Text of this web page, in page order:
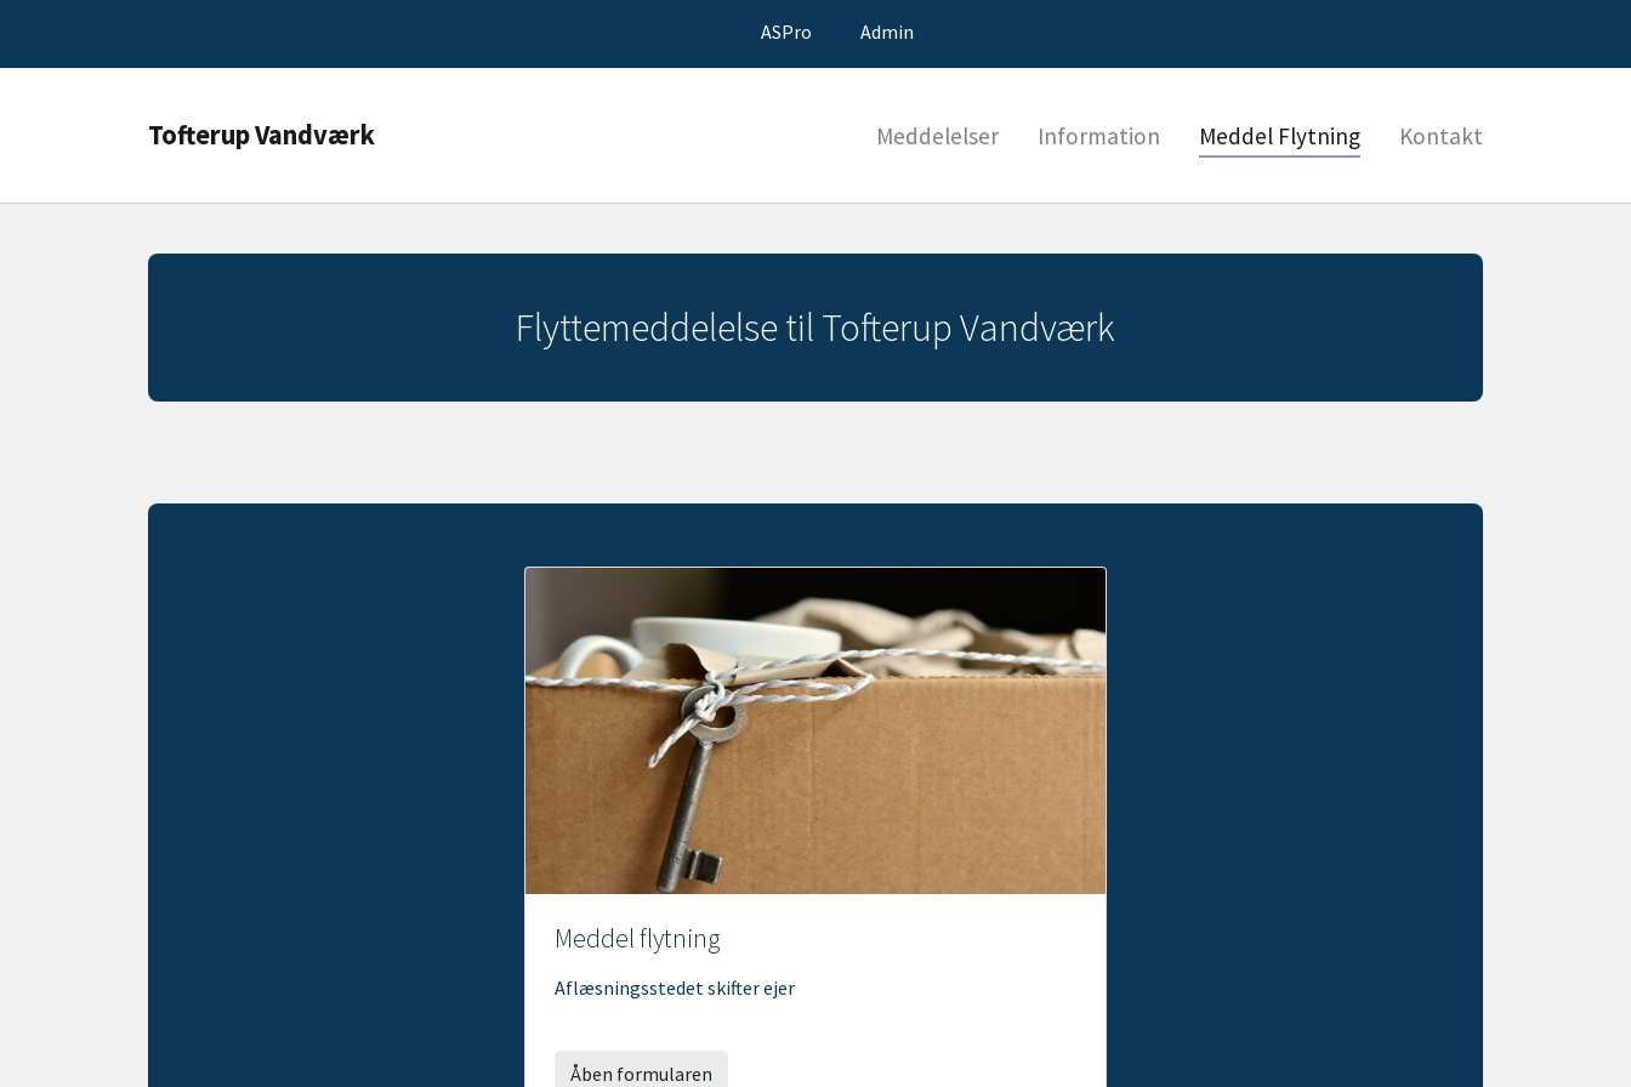
ASPro Admin
Tofterup Vandværk Meddelelser Information Meddel Flytning Kontakt
Flyttemeddelelse til Tofterup Vandværk
Meddel flytning
Aflæsningsstedet skifter ejer
Åben formularen